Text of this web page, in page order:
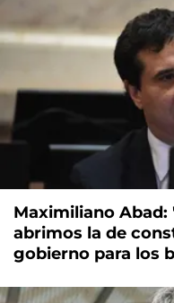
Maximiliano Abad:
abrimos la de
gobierno para los